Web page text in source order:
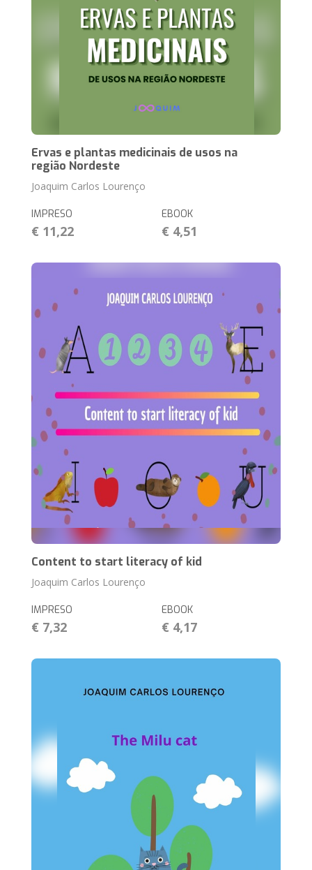
Ervas e plantas medicinais de usos na
região Nordeste
Joaquim Carlos Lourenço
IMPRESO
€ 11,22
EBOOK
€ 4,51
Content to start literacy of kid
Joaquim Carlos Lourenço
IMPRESO
€ 7,32
EBOOK
€ 4,17